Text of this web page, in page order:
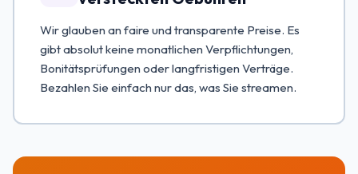
Wir glauben an faire und transparente Preise. Es
gibt absolut keine monatlichen Verpflichtungen,
Bonitätsprüfungen oder langfristigen Verträge.
Bezahlen Sie einfach nur das, was Sie streamen.